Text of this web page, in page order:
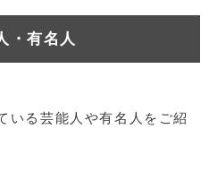
・有名人
いる芸能人や有名人をご紹